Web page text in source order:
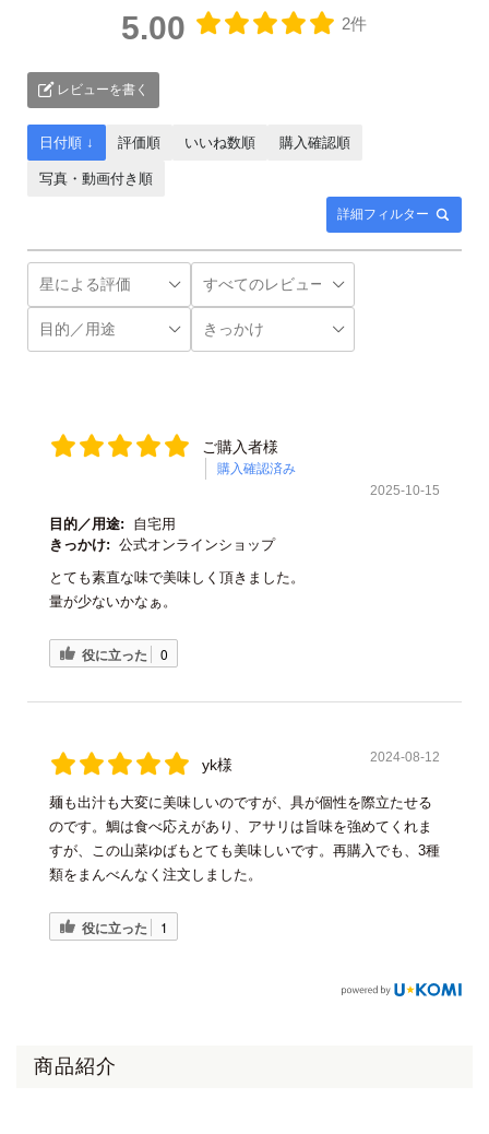
5.00 2件
レビューを書く
詳細フィルター
日付順 ↓ 評価順 いいね数順 購入確認順
写真・動画付き順
ご購入者様
購入確認済み
2025-10-15
目的／用途:
自宅用
きっかけ: 公式オンラインショップ
とても素直な味で美味しく頂きました。
量が少ないかなぁ。
役に立った 0
yk様 2024-08-12
麺も出汁も大変に美味しいのですが、具が個性を際立たせる
のです。鯛は食べ応えがあり、アサリは旨味を強めてくれま
すが、この山菜ゆばもとても美味しいです。再購入でも、3種
類をまんべんなく注文しました。
役に立った 1
商品紹介